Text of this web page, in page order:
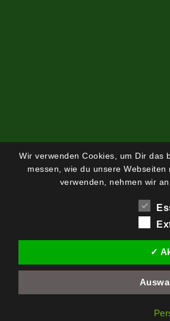
Wir verwenden Cookies, um Dir das
messen, wie du unsere
verwenden, nehmen wir
✓